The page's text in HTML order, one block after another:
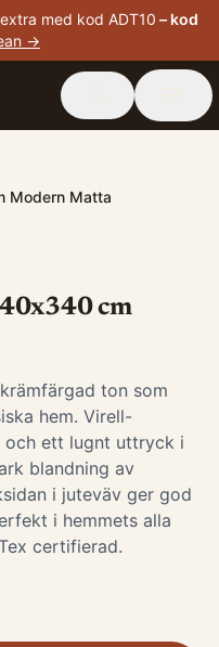
med kod ADT10 – kod
→
Modern Matta
cm
ton som
hem. Virell-
och ett lugnt uttryck i
blandning av
i juteväv ger god
i hemmets alla
certifierad.